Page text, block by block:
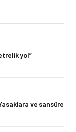
yol”
ve sansüre